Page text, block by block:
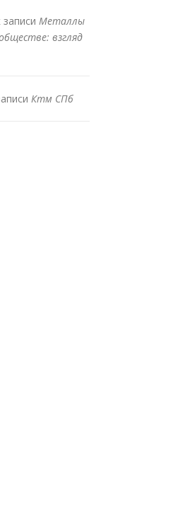
записи Металлы
взгляд
Ктм СПб